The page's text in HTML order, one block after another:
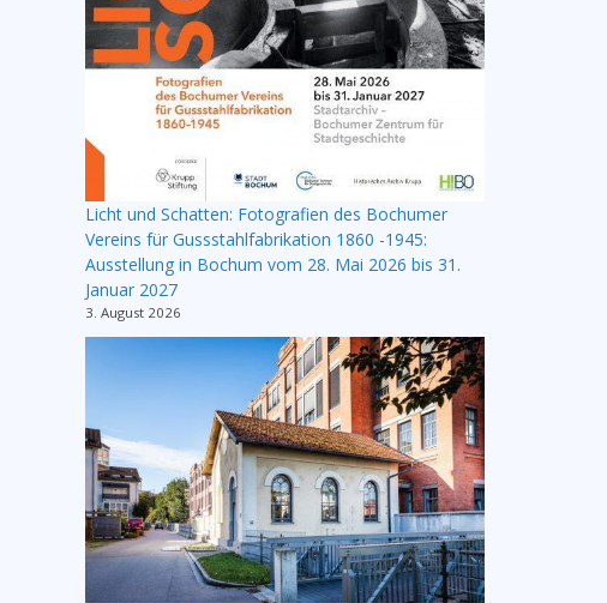
Licht und Schatten: Fotografien des Bochumer
Vereins für Gussstahlfabrikation 1860 -1945:
Ausstellung in Bochum vom 28. Mai 2026 bis 31.
Januar 2027
3. August 2026